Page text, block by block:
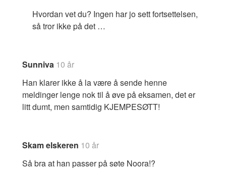
Hvordan vet du? Ingen har jo sett fortsettelsen,
så tror ikke på det …
Sunniva 10 år
Han klarer ikke å la være å sende henne
meldinger lenge nok til å øve på eksamen, det er
litt dumt, men samtidig KJEMPESØTT!
Skam elskeren 10 år
Så bra at han passer på søte Noora!?